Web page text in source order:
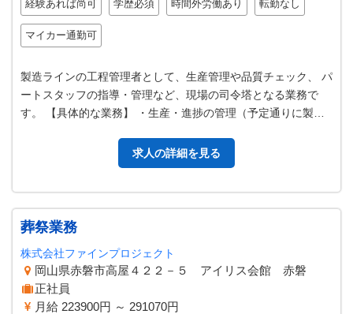
経験あれば尚可 学歴必須 時間外労働あり 転勤なし
マイカー通勤可
製造ラインの工程管理者として、生産管理や品質チェック、 パ
ートスタッフの指導・管理など、現場の司令塔となる業務で
す。 【具体的な業務】 ・生産・進捗の管理（予定通りに製造
求人の詳細を見る
葬祭業務
株式会社ファインプロジェクト
岡山県赤磐市高屋４２２－５ アイリス会館 赤磐
正社員
月給 223900円 ～ 291070円